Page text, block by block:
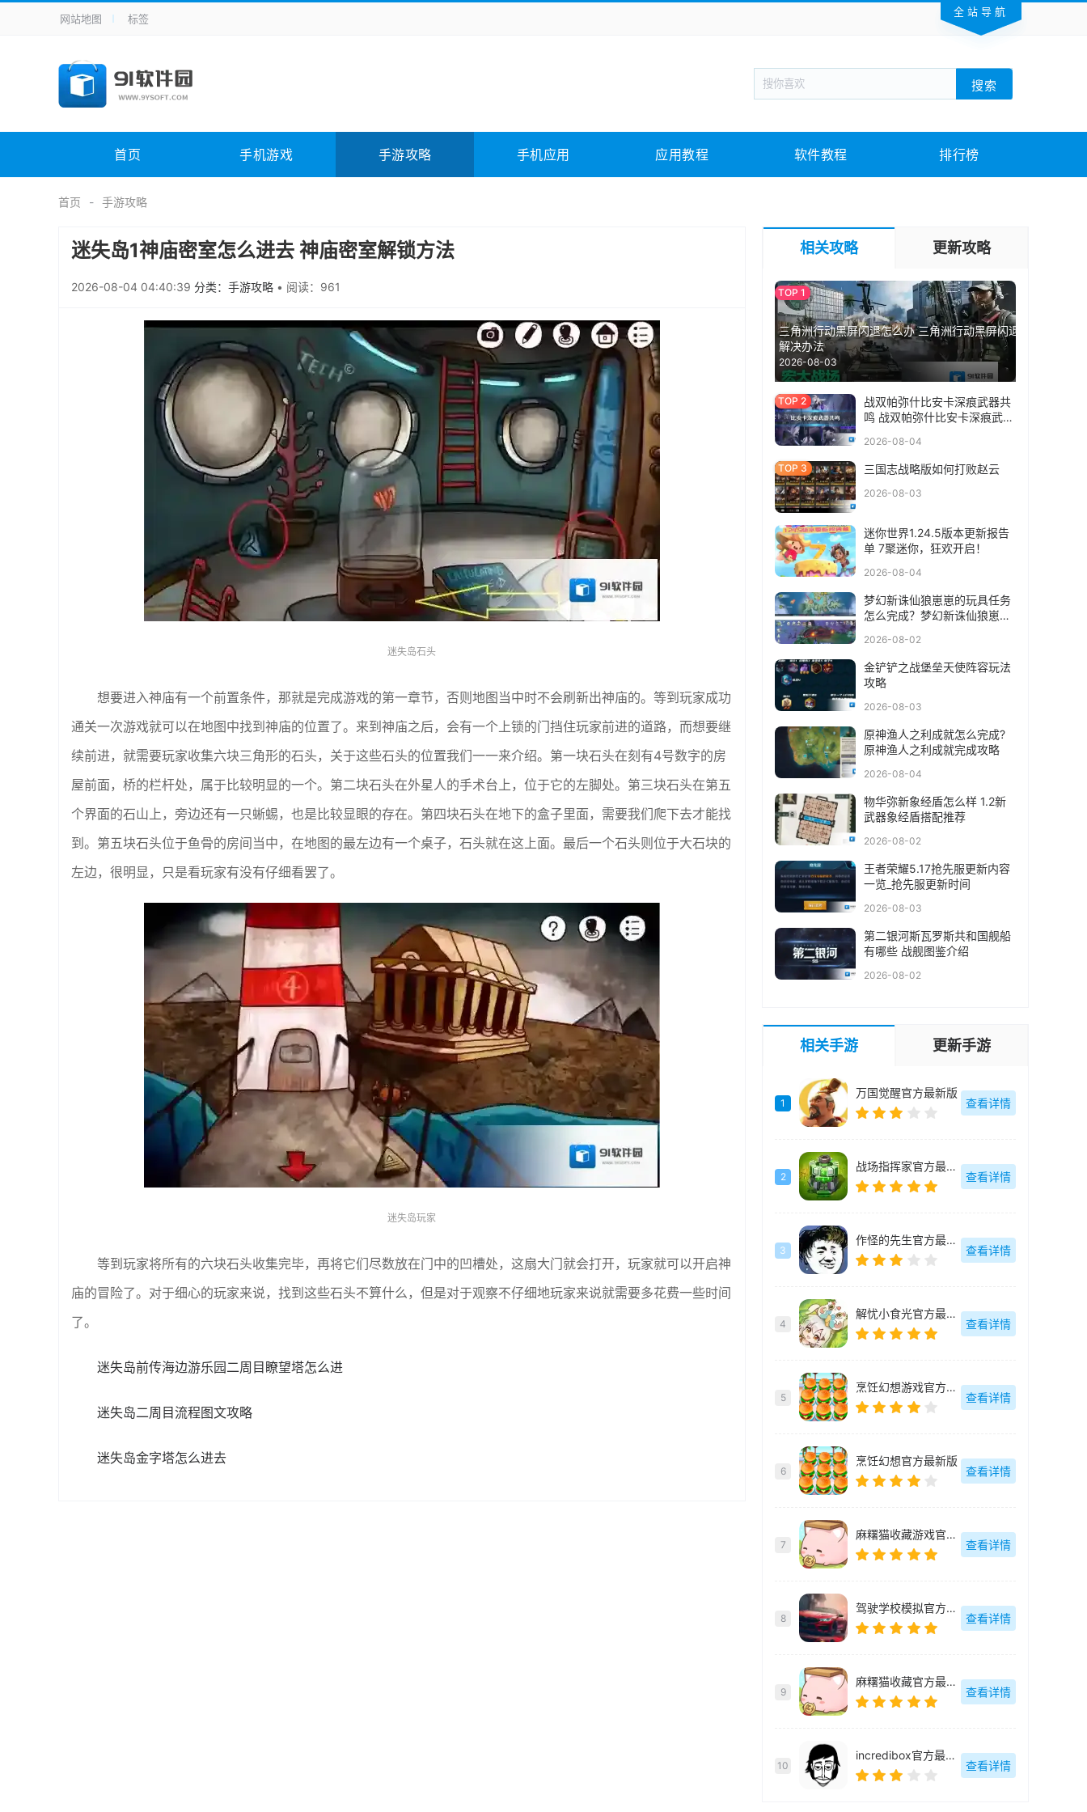
手机应用 新闻阅读 旅游出行 生活实用
手机游戏 H5游戏 回合网游 战棋游戏 枪战射击
电脑软件 其它类别 图形软件 安全相关 应用软件 影音软件 插件下载 教育教学 游戏娱乐 系统软件 素材下载
未分类 综合其它
全站导航
网站地图 标签
搜索
首页 手机游戏 手游攻略 手机应用 应用教程 软件教程 排行榜
首页 手游攻略
迷失岛1神庙密室怎么进去 神庙密室解锁方法
2026-08-04 04:40:39 分类：手游攻略 • 阅读：961
迷失岛石头
想要进入神庙有一个前置条件，那就是完成游戏的第一章节，否则地图当中时不会刷新出神庙的。等到玩家成功
通关一次游戏就可以在地图中找到神庙的位置了。来到神庙之后，会有一个上锁的门挡住玩家前进的道路，而想要继
续前进，就需要玩家收集六块三角形的石头，关于这些石头的位置我们一一来介绍。第一块石头在刻有4号数字的房
屋前面，桥的栏杆处，属于比较明显的一个。第二块石头在外星人的手术台上，位于它的左脚处。第三块石头在第五
个界面的石山上，旁边还有一只蜥蜴，也是比较显眼的存在。第四块石头在地下的盒子里面，需要我们爬下去才能找
到。第五块石头位于鱼骨的房间当中，在地图的最左边有一个桌子，石头就在这上面。最后一个石头则位于大石块的
左边，很明显，只是看玩家有没有仔细看罢了。
迷失岛玩家
等到玩家将所有的六块石头收集完毕，再将它们尽数放在门中的凹槽处，这扇大门就会打开，玩家就可以开启神
庙的冒险了。对于细心的玩家来说，找到这些石头不算什么，但是对于观察不仔细地玩家来说就需要多花费一些时间
了。
迷失岛前传海边游乐园二周目瞭望塔怎么进
迷失岛二周目流程图文攻略
迷失岛金字塔怎么进去
相关攻略 更新攻略
三角洲行动黑屏闪退怎么办 三角洲行动黑屏闪退
解决办法
2026-08-03
战双帕弥什比安卡深痕武器共
鸣 战双帕弥什比安卡深痕武器
2026-08-04
三国志战略版如何打败赵云
2026-08-03
迷你世界1.24.5版本更新报告
单 7聚迷你，狂欢开启！
2026-08-04
梦幻新诛仙狼崽崽的玩具任务
怎么完成？梦幻新诛仙狼崽崽
2026-08-02
金铲铲之战堡垒天使阵容玩法
攻略
2026-08-03
原神渔人之利成就怎么完成?
原神渔人之利成就完成攻略
2026-08-04
物华弥新象经盾怎么样 1.2新
武器象经盾搭配推荐
2026-08-02
王者荣耀5.17抢先服更新内容
一览_抢先服更新时间
2026-08-03
第二银河斯瓦罗斯共和国舰船
有哪些 战舰图鉴介绍
2026-08-02
相关手游 更新手游
1
万国觉醒官方最新版
查看详情
2
战场指挥家官方最新版
查看详情
3
作怪的先生官方最新版
查看详情
4
解忧小食光官方最新版
查看详情
5
烹饪幻想游戏官方最新版
查看详情
6
烹饪幻想官方最新版
查看详情
7
麻糬猫收藏游戏官方最新版
查看详情
8
驾驶学校模拟官方最新版
查看详情
9
麻糬猫收藏官方最新版
查看详情
10
incredibox官方最新版
查看详情